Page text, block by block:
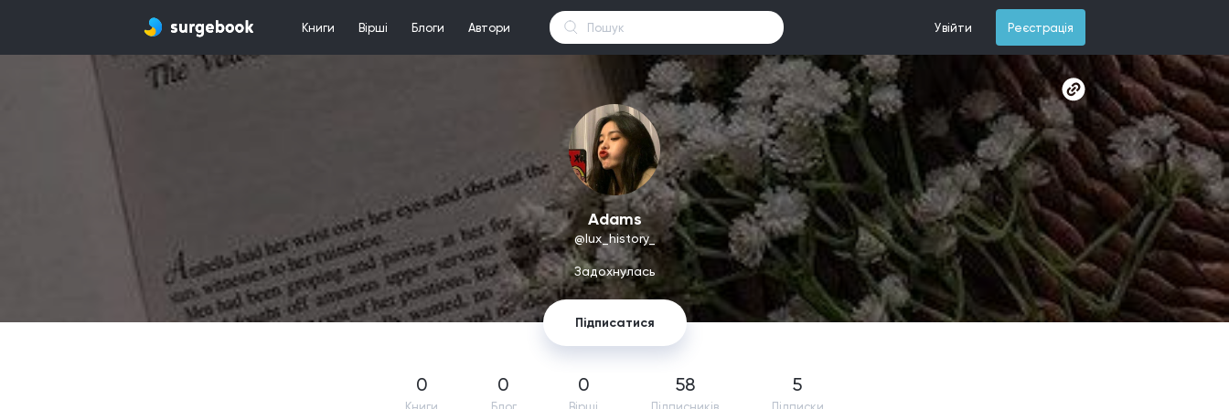
Книги Вірші Блоги Автори Увійти Реєстрація
Adams
@lux_history_
Задохнулась
Підписатися
0 0 0 58 5